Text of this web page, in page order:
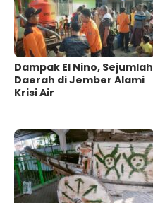
Dampak El Nino, Sejumlah
Daerah di Jember Alami
Krisi Air